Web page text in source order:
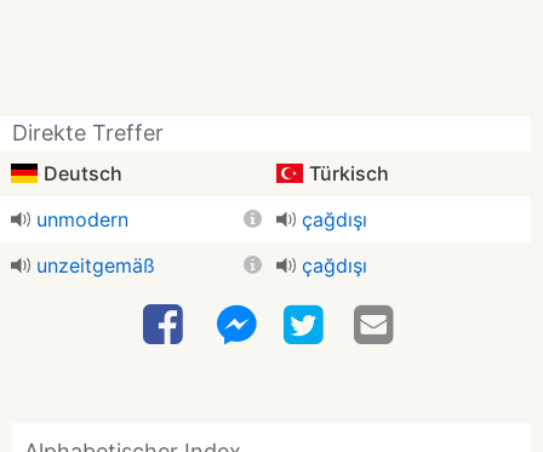
Direkte Treffer
Deutsch
Türkisch
unmodern
çağdışı
unzeitgemäß
çağdışı